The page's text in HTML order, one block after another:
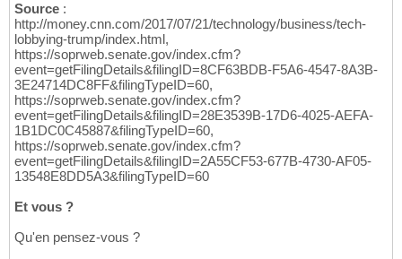
Source :
http://money.cnn.com/2017/07/21/technology/business/tech-
lobbying-trump/index.html,
https://soprweb.senate.gov/index.cfm?
event=getFilingDetails&filingID=8CF63BDB-F5A6-4547-8A3B-
3E24714DC8FF&filingTypeID=60,
https://soprweb.senate.gov/index.cfm?
event=getFilingDetails&filingID=28E3539B-17D6-4025-AEFA-
1B1DC0C45887&filingTypeID=60,
https://soprweb.senate.gov/index.cfm?
event=getFilingDetails&filingID=2A55CF53-677B-4730-AF05-
13548E8DD5A3&filingTypeID=60
Et vous ?
Qu'en pensez-vous ?